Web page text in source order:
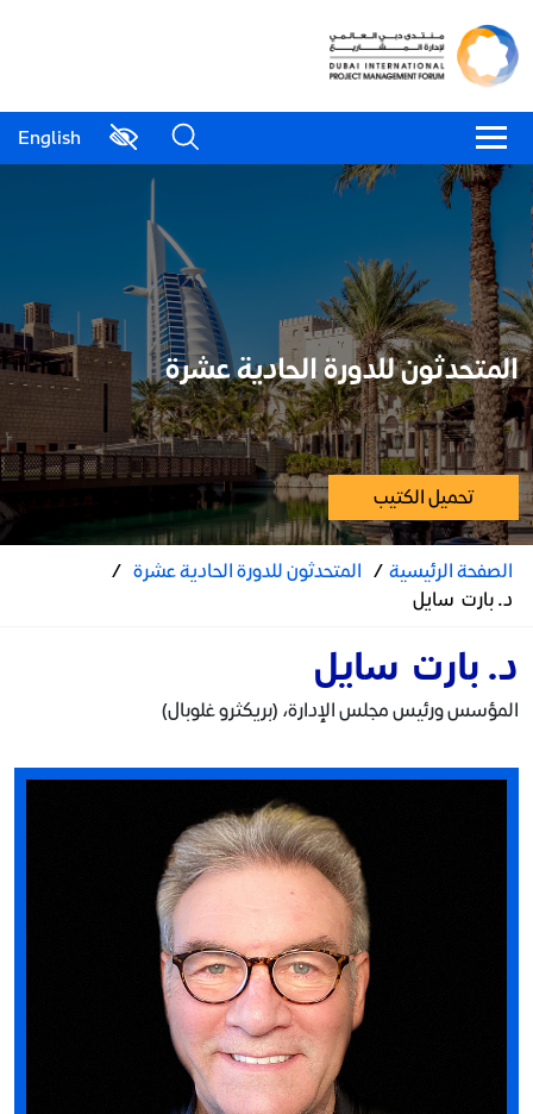
English
المتحدثون للدورة الحادية عشرة
تحميل الكتيب
الصفحة الرئيسية/ المتحدثون للدورة الحادية عشرة /
د. بارت سايل
د. بارت سايل
المؤسس ورئيس مجلس الإدارة، (بريكثرو غلوبال)